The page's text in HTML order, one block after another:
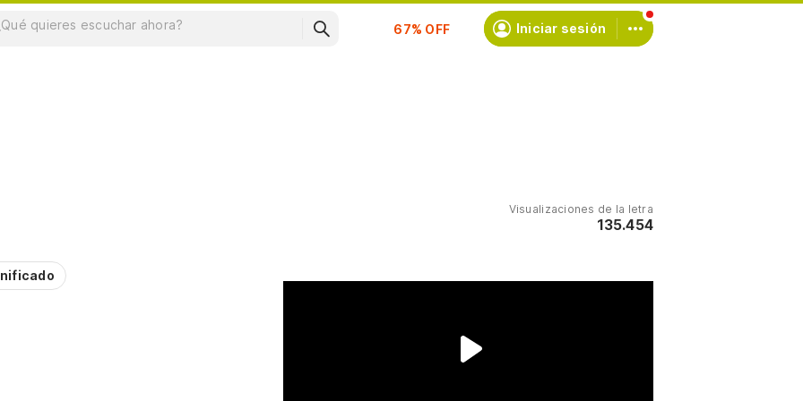
Suscríbete Iniciar sesión
Visualizaciones de la letra
135.454